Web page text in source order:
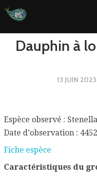
To Blog
Dauphin à
13 JUIN 2023
Espèce observé :
Date d’observation :
Fiche espèce
Caractéristiques du